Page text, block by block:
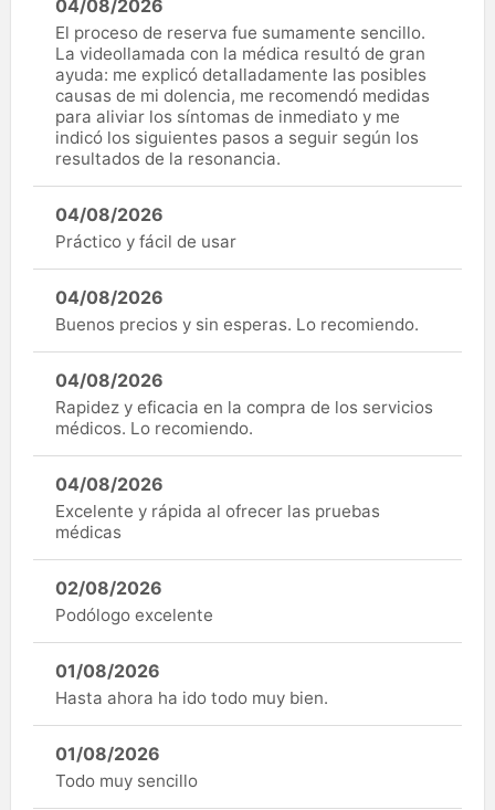
04/08/2026
El proceso de reserva fue sumamente sencillo.
La videollamada con la médica resultó de gran
ayuda: me explicó detalladamente las posibles
causas de mi dolencia, me recomendó medidas
para aliviar los síntomas de inmediato y me
indicó los siguientes pasos a seguir según los
resultados de la resonancia.
04/08/2026
Práctico y fácil de usar
04/08/2026
Buenos precios y sin esperas. Lo recomiendo.
04/08/2026
Rapidez y eficacia en la compra de los servicios
médicos. Lo recomiendo.
04/08/2026
Excelente y rápida al ofrecer las pruebas
médicas
02/08/2026
Podólogo excelente
01/08/2026
Hasta ahora ha ido todo muy bien.
01/08/2026
Todo muy sencillo